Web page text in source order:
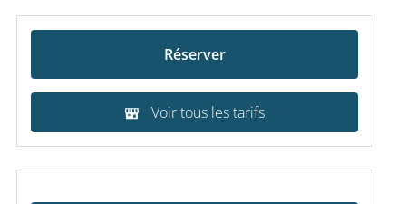
Réserver
Voir tous les tarifs